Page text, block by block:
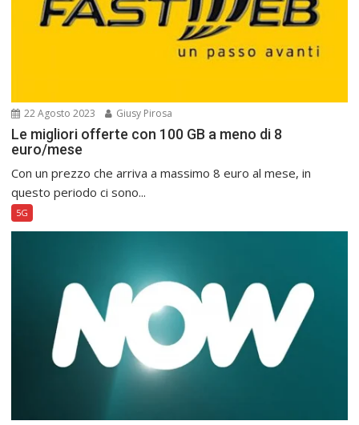
22 Agosto 2023 Giusy Pirosa
Le migliori offerte con 100 GB a meno di 8
euro/mese
Con un prezzo che arriva a massimo 8 euro al mese, in
questo periodo ci sono...
5G